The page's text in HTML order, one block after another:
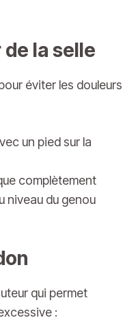
la selle
éviter les douleurs
un pied sur la
complètement
niveau du genou
qui permet
: